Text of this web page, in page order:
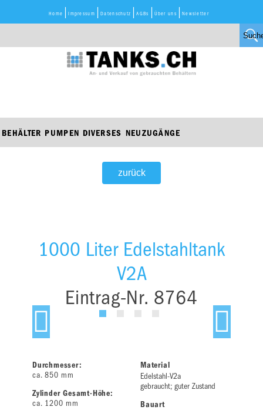
Home Impressum Datenschutz AGBs Über uns Newsletter
BEHÄLTER PUMPEN DIVERSES NEUZUGÄNGE
zurück
1000 Liter Edelstahltank
V2A
Eintrag-Nr. 8764
Durchmesser:
ca. 850 mm
Zylinder Gesamt-Höhe:
ca. 1200 mm
Material
Edelstahl-V2a
gebraucht; guter Zustand
Bauart